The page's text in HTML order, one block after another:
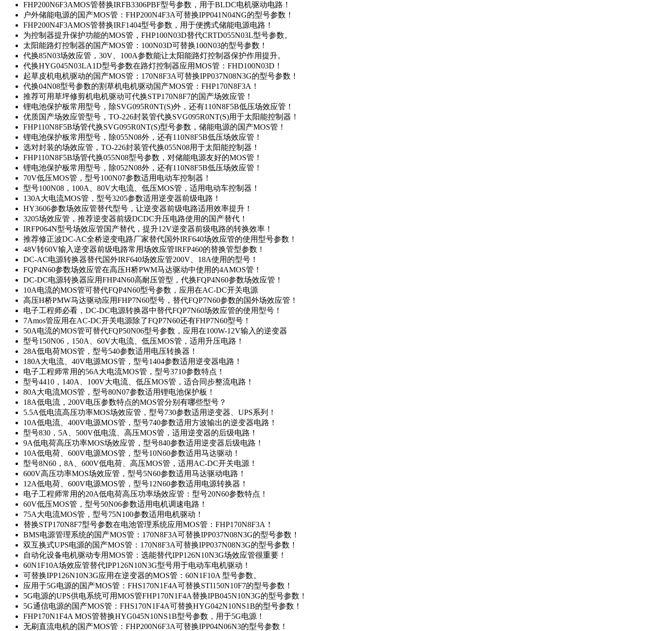
FHP200N6F3AMOS管替换IRFB3306PBF型号参数，用于BLDC电机驱动电路！
户外储能电源的国产MOS管：FHP200N4F3A可替换IPP041N04NG的型号参数！
FHP200N4F3AMOS管替换IRF1404型号参数，用于便携式储能电源电路！
为控制器提升保护功能的MOS管，FHP100N03D替代CRTD055N03L型号参数。
太阳能路灯控制器的国产MOS管：100N03D可替换100N03的型号参数！
代换85N03场效应管，30V、100A参数能让太阳能路灯控制器保护作用提升。
代换HYG045N03LA1D型号参数在路灯控制器应用MOS管：FHD100N03D！
起草皮机电机驱动的国产MOS管：170N8F3A可替换IPP037N08N3G的型号参数！
代换04N08型号参数的割草机电机驱动国产MOS管：FHP170N8F3A！
推荐可用草坪修剪机电机驱动可代换STP170N8F7的国产场效应管！
锂电池保护板常用型号，除SVG095R0NT(S)外，还有110N8F5B低压场效应管！
优质国产场效应管型号，TO-226封装管代换SVG095R0NT(S)用于太阳能控制器！
FHP110N8F5B场管代换SVG095R0NT(S)型号参数，储能电源的国产MOS管！
锂电池保护板常用型号，除055N08外，还有110N8F5B低压场效应管！
选对封装的场效应管，TO-226封装管代换055N08用于太阳能控制器！
FHP110N8F5B场管代换055N08型号参数，对储能电源友好的MOS管！
锂电池保护板常用型号，除052N08外，还有110N8F5B低压场效应管！
70V低压MOS管，型号100N07参数适用电动车控制器！
型号100N08，100A、80V大电流、低压MOS管，适用电动车控制器！
130A大电流MOS管，型号3205参数适用逆变器前级电路！
HY3606参数场效应管替代型号，让逆变器前级电路适用效率提升！
3205场效应管，推荐逆变器前级DCDC升压电路使用的国产替代！
IRFP064N型号场效应管国产替代，提升12V逆变器前级电路的转换效率！
推荐修正波DC-AC全桥逆变电路厂家替代国外IRF640场效应管的使用型号参数！
48V转60V输入逆变器前级电路常用场效应管IRFP460的替换管型参数！
DC-AC电源转换器替代国外IRF640场效应管200V、18A使用的型号！
FQP4N60参数场效应管在高压H桥PWM马达驱动中使用的4AMOS管！
DC-DC电源转换器应用FHP4N60高耐压管型，代换FQP4N60参数场效应管！
10A电流的MOS管可替代FQP4N60型号参数，应用在AC-DC开关电源
高压H桥PMW马达驱动应用FHP7N60型号，替代FQP7N60参数的国外场效应管！
电子工程师必看，DC-DC电源转换器中替代FQP7N60场效应管的使用型号！
7Amos管应用在AC-DC开关电源除了FQP7N60还有FHP7N60型号！
50A电流的MOS管可替代FQP50N06型号参数，应用在100W-12V输入的逆变器
型号150N06，150A、60V大电流、低压MOS管，适用升压电路！
28A低电荷MOS管，型号540参数适用电压转换器！
180A大电流、40V电源MOS管，型号1404参数适用逆变器电路！
电子工程师常用的56A大电流MOS管，型号3710参数特点！
型号4410，140A、100V大电流、低压MOS管，适合同步整流电路！
80A大电流MOS管，型号80N07参数适用锂电池保护板！
18A低电流，200V电压参数特点的MOS管分别有哪些型号？
5.5A低电流高压功率MOS场效应管，型号730参数适用逆变器、UPS系列！
10A低电流、400V电源MOS管，型号740参数适用方波输出的逆变器电路！
型号830，5A、500V低电流、高压MOS管，适用逆变器的后级电路！
9A低电荷高压功率MOS场效应管，型号840参数适用逆变器后级电路！
10A低电荷、600V电源MOS管，型号10N60参数适用马达驱动！
型号8N60，8A、600V低电荷、高压MOS管，适用AC-DC开关电源！
600V高压功率MOS场效应管，型号5N60参数适用马达驱动电路！
12A低电荷、600V电源MOS管，型号12N60参数适用电源转换器！
电子工程师常用的20A低电荷高压功率场效应管：型号20N60参数特点！
60V低压MOS管，型号50N06参数适用电机调速电路！
75A大电流MOS管，型号75N100参数适用电机驱动！
替换STP170N8F7型号参数在电池管理系统应用MOS管：FHP170N8F3A！
BMS电源管理系统的国产MOS管：170N8F3A可替换IPP037N08N3G的型号参数！
双互换式UPS电源的国产MOS管：170N8F3A可替换IPP037N08N3G的型号参数！
自动化设备电机驱动专用MOS管：选能替代IPP126N10N3G场效应管很重要！
60N1F10A场效应管替代IPP126N10N3G型号用于电动车电机驱动！
可替换IPP126N10N3G应用在逆变器的MOS管：60N1F10A 型号参数。
应用于5G电源的国产MOS管：FHS170N1F4A可替换STI150N10F7的型号参数！
5G电源的UPS供电系统可用MOS管FHP170N1F4A替换IPB045N10N3G的型号参数！
5G通信电源的国产MOS管：FHS170N1F4A可替换HYG042N10NS1B的型号参数！
FHP170N1F4A MOS管替换HYG045N10NS1B型号参数，用于5G电源！
无刷直流电机的国产MOS管：FHP200N6F3A可替换IPP04N06N3的型号参数！